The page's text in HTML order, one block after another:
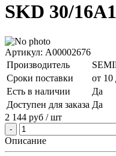
SKD 30/
Артикул: A00002676
Производитель
Сроки поставки
от 10
Есть в наличии
Да
Доступен для заказа Да
2 144 руб / шт
Описание